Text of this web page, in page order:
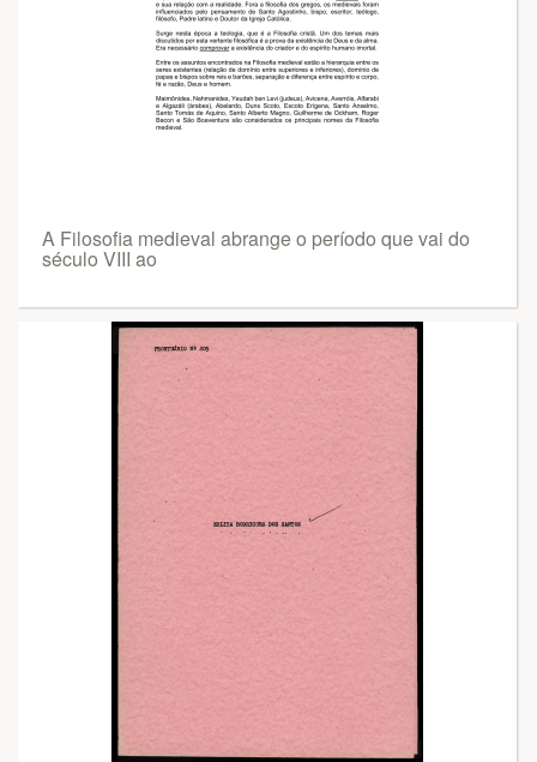
A Filosofia medieval abrange o período que vai do
século VIII ao